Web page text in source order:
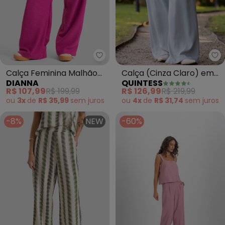
Dianna - Calça Feminina
Calça Feminina Malhão
Maquinetado (Roxo)
DIANNA
R$ 107,99R$ 199,99
ou 3x de R$ 35,99 sem juros
Calça (Cinza Claro) em
Viscose Plana Sarjada
QUINTESS
R$ 126,99R$ 219,99
ou 4x de R$ 31,74 sem juros
-8% NEW -60%